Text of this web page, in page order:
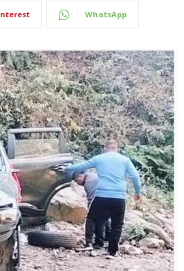
WhatsApp